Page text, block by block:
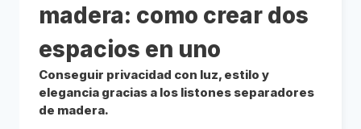
madera: como crear dos
espacios en uno
Conseguir privacidad con luz, estilo y
elegancia gracias a los listones separadores
de madera.